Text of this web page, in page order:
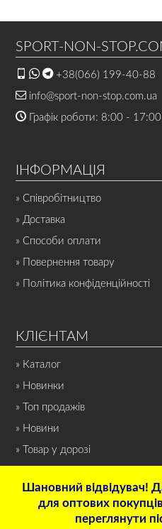
SPORT-NON-
+38(066) 199-40-88
info@sport-non-stop.com.ua
Графік роботи: 8:00 - 17:00
ІНФОРМАЦІЯ
» Співробітництво
» Доставка
» Способи оплати
» Повернення товару
» Політика конфіденційності
КЛІЄНТАМ
» Каталог
» Новинки
» Топ продажів
» Новини
» Товар у дорозі
Шановний відвідувач!
для оптових
переглянути